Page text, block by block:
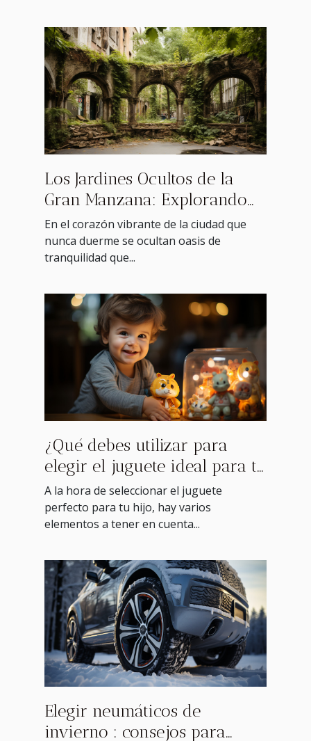
Los Jardines Ocultos de la
Gran Manzana: Explorando
espacios verdes
desconocidos
En el corazón vibrante de la ciudad que
nunca duerme se ocultan oasis de
tranquilidad que...
¿Qué debes utilizar para
elegir el juguete ideal para tu
hijo ?
A la hora de seleccionar el juguete
perfecto para tu hijo, hay varios
elementos a tener en cuenta...
Elegir neumáticos de
invierno : consejos para